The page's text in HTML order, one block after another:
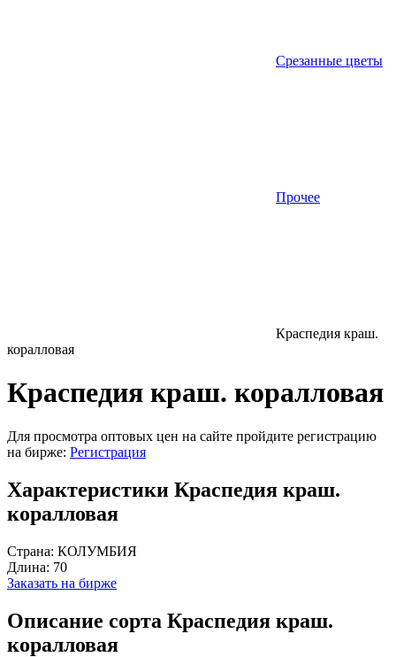
Срезанные цветы
Прочее
Краспедия краш.
коралловая
Краспедия краш. коралловая
Для просмотра оптовых цен на сайте пройдите регистрацию
на бирже: Регистрация
Характеристики Краспедия краш.
коралловая
Страна: КОЛУМБИЯ
Длина: 70
Заказать на бирже
Описание сорта Краспедия краш.
коралловая